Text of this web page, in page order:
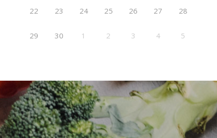
22 23 24 25 26 27 28
29 30 1 2 3 4 5